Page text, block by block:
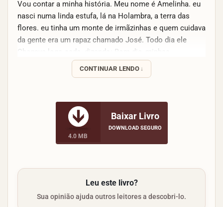
Vou contar a minha história. Meu nome é Amelinha. eu
nasci numa linda estufa, lá na Holambra, a terra das
flores. eu tinha um monte de irmãzinhas e quem cuidava
da gente era um rapaz chamado José. Todo dia ele
Chegava logo cedo, dizendo: Bom dia, minhas
plantinhas! Dormiram bem?
CONTINUAR LENDO
4.0 MB
Baixar Livro
DOWNLOAD SEGURO
Leu este livro?
Sua opinião ajuda outros leitores a descobri-lo.